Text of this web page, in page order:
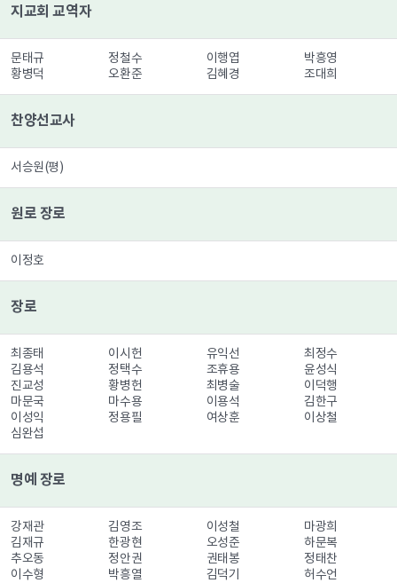
지교회 교역자
문태규 정철수 이행엽 박흥영
황병덕 오환준 김혜경 조대희
찬양선교사
서승원(평)
원로 장로
이정호
장로
최종태 이시헌 유익선 최정수
김용석 정택수 조휴용 윤성식
진교성 황병헌 최병술 이덕행
마문국 마수용 이용석 김한구
이성익 정용필 여상훈 이상철
심완섭
명예 장로
강재관 김영조 이성철 마광희
김재규 한광현 오성준 하문복
추오동 정안권 권태봉 정태찬
이수형 박흥열 김덕기 허수언